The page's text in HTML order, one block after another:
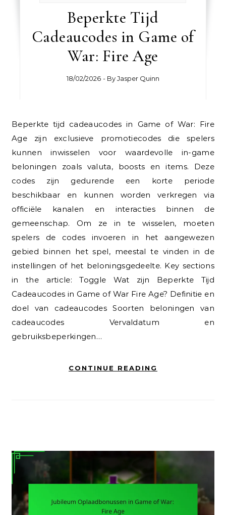
Beperkte Tijd
Cadeaucodes in Game of
War: Fire Age
18/02/2026 - ByJasper Quinn
Beperkte tijd cadeaucodes in Game of War: Fire
Age zijn exclusieve promotiecodes die spelers
kunnen inwisselen voor waardevolle in-game
beloningen zoals valuta, boosts en items. Deze
codes zijn gedurende een korte periode
beschikbaar en kunnen worden verkregen via
officiële kanalen en interacties binnen de
gemeenschap. Om ze in te wisselen, moeten
spelers de codes invoeren in het aangewezen
gebied binnen het spel, meestal te vinden in de
instellingen of het beloningsgedeelte. Key sections
in the article: Toggle Wat zijn Beperkte Tijd
Cadeaucodes in Game of War Fire Age? Definitie en
doel van cadeaucodes Soorten beloningen van
cadeaucodes Vervaldatum en
gebruiksbeperkingen…
CONTINUE READING